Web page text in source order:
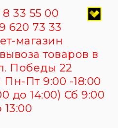
8 33 55 00
620 73 33
магазин
товаров в
Победы 22
Пт 9:00 -18:00
до 14:00) Сб 9:00
13:00